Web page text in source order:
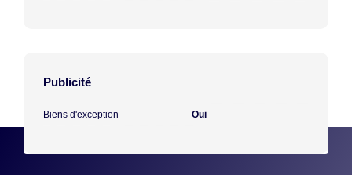
Publicité
Biens d'exception Oui